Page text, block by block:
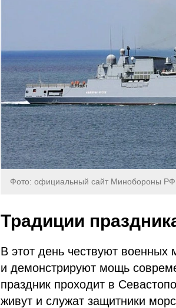
Фото: официальный сайт Минобороны РФ
Традиции
В этот день чествуют
и демонстрируют мощь
праздник проходит в
живут и служат защитники